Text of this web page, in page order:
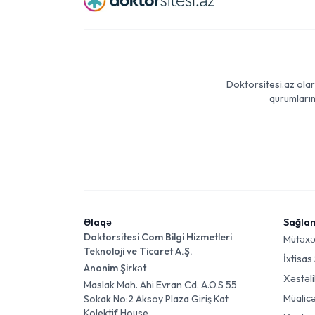
Doktorsitesi.az
Əlaqə
Doktorsitesi Com Bilgi Hizmetleri
Teknoloji ve Ticaret A.Ş.
Anonim Şirkət
Maslak Mah. Ahi Evran Cd. A.O.S 55
Sokak No:2 Aksoy Plaza Giriş Kat
İxtisas